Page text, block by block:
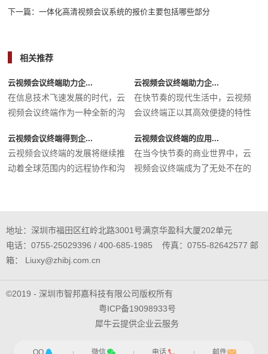
下一篇：一体化高清视频会议系统的报价主要包括哪些部分
相关推荐
云视频会议终端助力企...
在信息技术飞速发展的时代，云
视频会议终端作为一种全新的沟
云视频会议终端助力企...
在快节奏的现代生活中，云视频
会议终端正以其高效便捷的特性
云视频会议终端得到企...
云视频会议终端的发展将继续推
动着全球范围内的远程协作和沟
云视频会议终端的应用...
在当今快节奏的商业世界中，云
视频会议终端成为了无处不在的
地址：深圳市福田区红岭北路3001号满京华盈科大厦202单元
电话：0755-25029396 / 400-685-1985 传真：0755-82642577 邮
箱： Liuxy@zhibj.com.cn
©2019 - 深圳市智邦嘉科技有限公司版权所有
粤ICP备19098933号
犀牛云提供企业云服务
网站地图